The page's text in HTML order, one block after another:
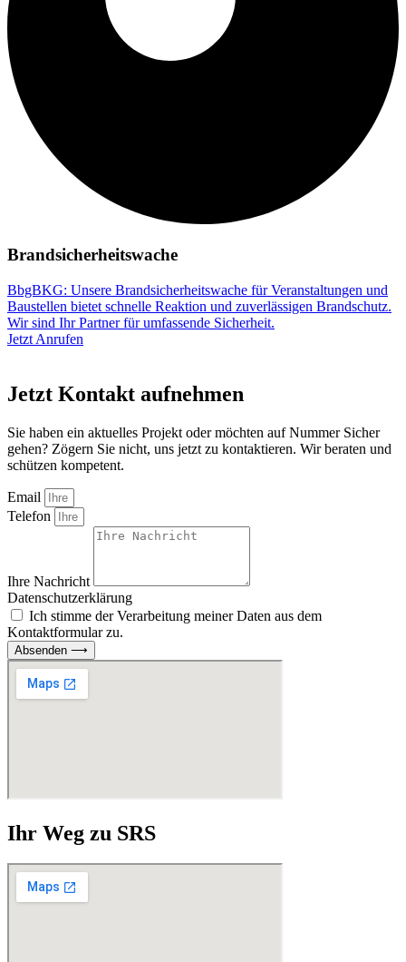
Brandsicherheitswache
BbgBKG: Unsere Brandsicherheitswache für Veranstaltungen und
Baustellen bietet schnelle Reaktion und zuverlässigen Brandschutz.
Wir sind Ihr Partner für umfassende Sicherheit.
Jetzt Anrufen
Jetzt Kontakt aufnehmen
Sie haben ein aktuelles Projekt oder möchten auf Nummer Sicher
gehen? Zögern Sie nicht, uns jetzt zu kontaktieren. Wir beraten und
schützen kompetent.
Email
Telefon
Ihre Nachricht
Datenschutzerklärung
Ich stimme der Verarbeitung meiner Daten aus dem
Kontaktformular zu.
Absenden ⟶
Ihr Weg zu SRS